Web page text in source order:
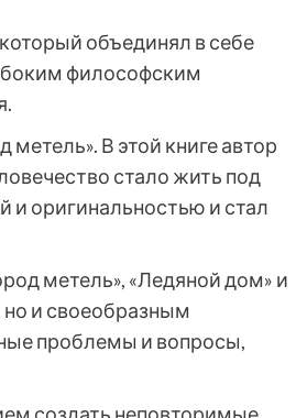
объединял в себе
философским
В этой книге автор
стало жить под
и оригинальностью и стал
метель», «Ледяной дом» и
и своеобразным
проблемы и вопросы,